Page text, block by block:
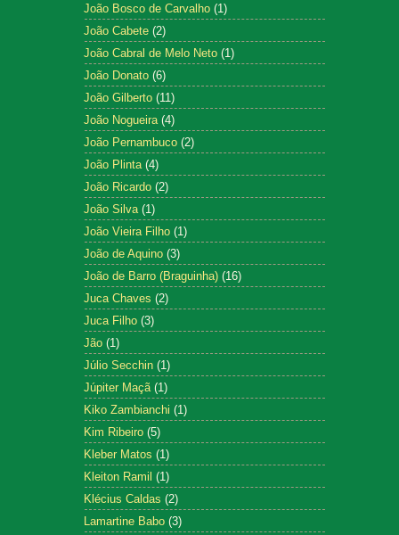
João Bosco de Carvalho (1)
João Cabete (2)
João Cabral de Melo Neto (1)
João Donato (6)
João Gilberto (11)
João Nogueira (4)
João Pernambuco (2)
João Plinta (4)
João Ricardo (2)
João Silva (1)
João Vieira Filho (1)
João de Aquino (3)
João de Barro (Braguinha) (16)
Juca Chaves (2)
Juca Filho (3)
Jão (1)
Júlio Secchin (1)
Júpiter Maçã (1)
Kiko Zambianchi (1)
Kim Ribeiro (5)
Kleber Matos (1)
Kleiton Ramil (1)
Klécius Caldas (2)
Lamartine Babo (3)